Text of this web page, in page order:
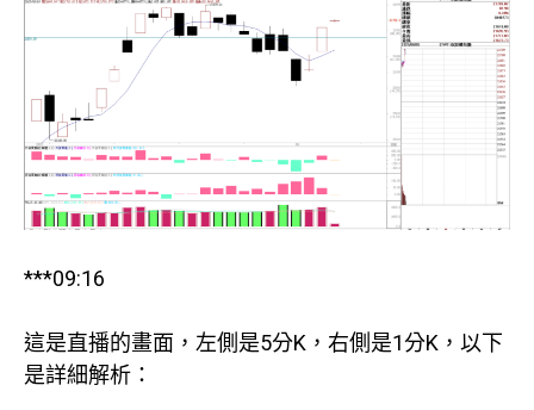
***09:16
這是直播的畫面，左側是5分K，右側是1分K，以下
是詳細解析：